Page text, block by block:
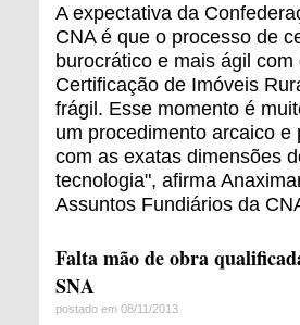
A expectativa da
CNA é que o processo de
burocrático e mais ágil
Certificação de Imóveis
frágil. Esse momento é
um procedimento arcaico
com as exatas dimensões
tecnologia", afirma
Assuntos Fundiários da
Falta mão de obra
SNA
postado em 08/11/2013